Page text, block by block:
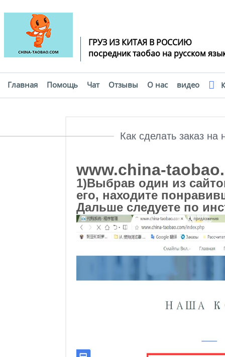
ГРУЗ ИЗ КИТАЯ В РОССИЮ
посредник таобао на русском
Главная Помощь Чат Отзывы О нас видео
Помощь
Как сделать заказ на
www.china-
1)Выбрав один из
его, находите
Дальше следуете по